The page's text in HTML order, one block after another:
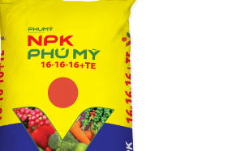
PHÚ MỸ 15-15-15+TE
15% N
15% P2O5
15% K2O
Zn: 50 ppm; Bo: 50 ppm